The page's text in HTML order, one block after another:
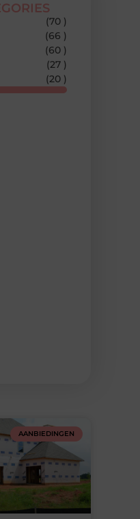
(70 )
(66 )
(60 )
(27 )
(20 )
AANBIEDINGEN